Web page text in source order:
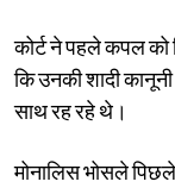
कोर्ट ने पहले कपल को
कि उनकी शादी
साथ रह रहे थे।
मोनालिस भोसले